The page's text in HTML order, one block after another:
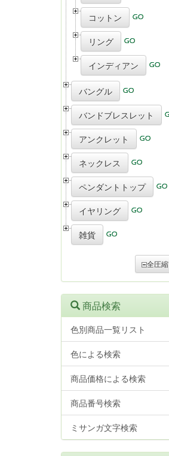
コットン
リング
インディアン
バングル
バンドブレスレット
アンクレット
ネックレス
ペンダントトップ
イヤリング
雑貨
全圧縮
商品検索
色別商品一覧リスト
色による検索
商品価格による検索
商品番号検索
ミサンガ文字検索